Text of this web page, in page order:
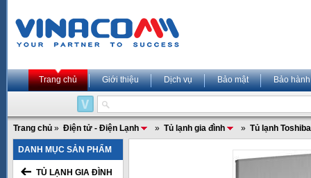
Trang chủ Giới thiệu Dịch vụ Bảo mật Bảo hành
Trang chủ » Điện tử - Điện Lạnh » Tủ lạnh gia đình » Tủ lạnh Toshiba
DANH MỤC SẢN PHẨM
TỦ LẠNH GIA ĐÌNH